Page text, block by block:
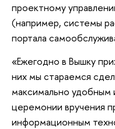
проектному
(например, системы
портала
«Ежегодно в Вышку
них мы стараемся
максимально
церемонии вручения
информационным